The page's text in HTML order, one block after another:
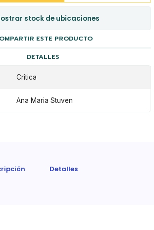
stock de ubicaciones
ESTE PRODUCTO
DETALLES
Critica
Ana Maria Stuven
Detalles